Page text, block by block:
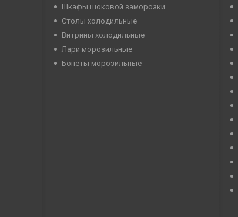
Шкафы шоковой заморозки
Столы холодильные
Витрины холодильные
Лари морозильные
Бонеты морозильные